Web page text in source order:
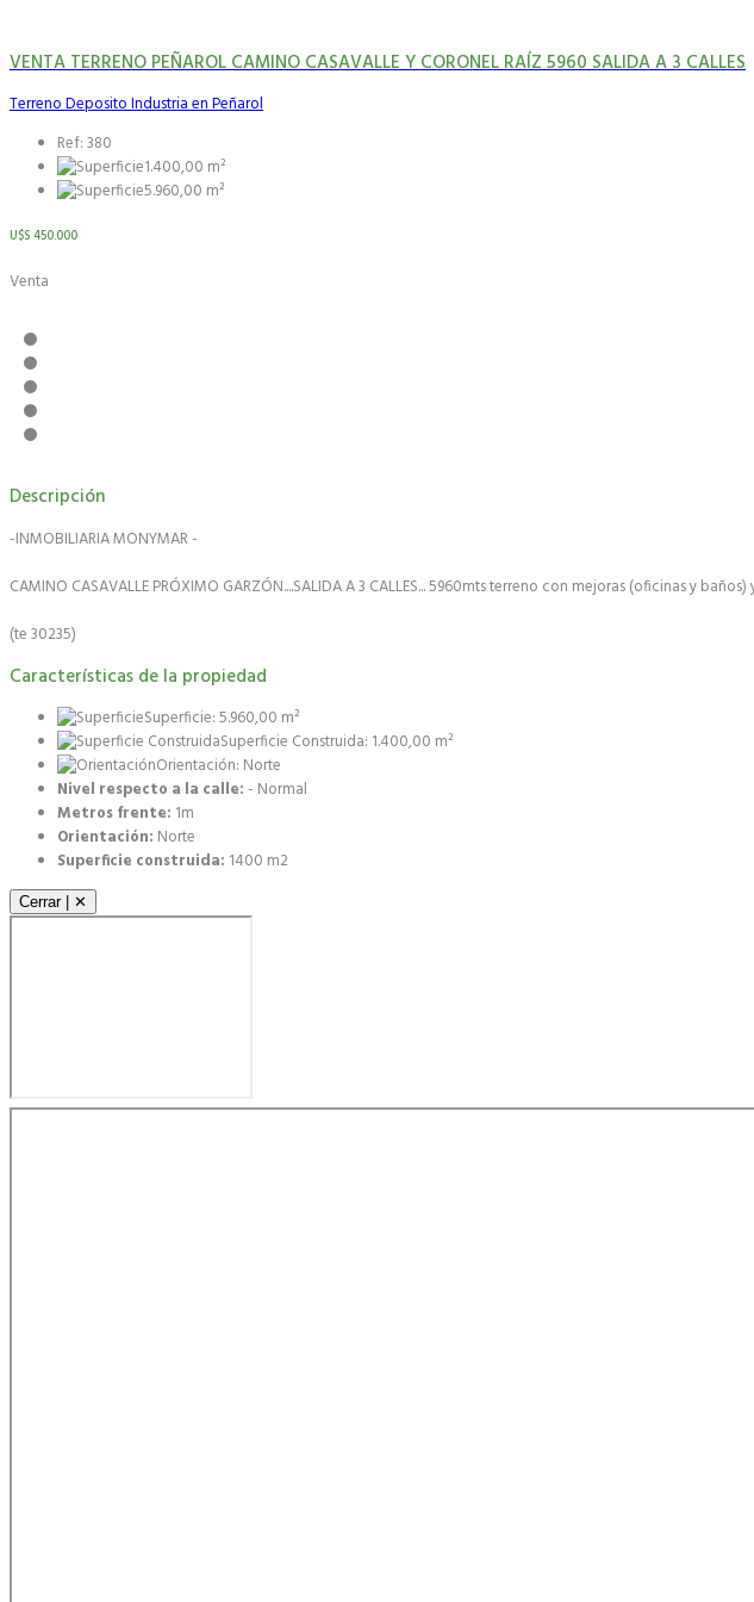
VENTA TERRENO PEÑAROL CAMINO CASAVALLE Y CORONEL RAÍZ 5960 SALIDA A 3 CALLES
Terreno Deposito Industria en Peñarol
Ref: 380
1.400,00 m²
5.960,00 m²
U$S 450.000
Venta
Descripción
-INMOBILIARIA MONYMAR -
CAMINO CASAVALLE PRÓXIMO GARZÓN....SALIDA A 3 CALLES... 5960mts terreno con mejoras (oficinas y
(te 30235)
Características de la propiedad
Superficie: 5.960,00 m²
Superficie Construida: 1.400,00 m²
Orientación: Norte
Nivel respecto a la calle:- Normal
Metros frente: 1m
Orientación: Norte
Superficie construida: 1400 m2
Cerrar | ✕